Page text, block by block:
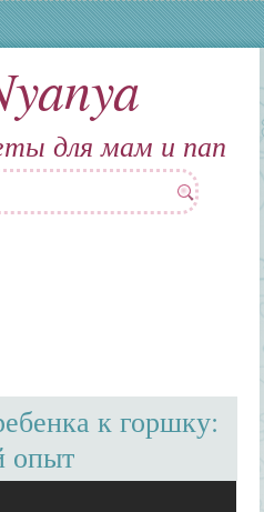
для мам и пап
к горшку:
опыт